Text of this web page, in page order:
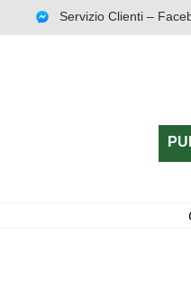
Servizio Clienti –